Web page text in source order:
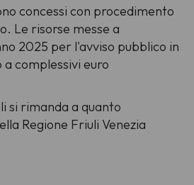
concessi con procedimento
Le risorse messe a
2025 per l'avviso pubblico in
complessivi euro
si rimanda a quanto
Regione Friuli Venezia